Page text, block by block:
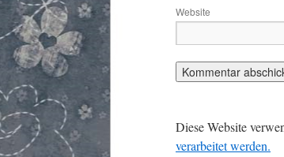
Website
Diese Website
verarbeitet werden.